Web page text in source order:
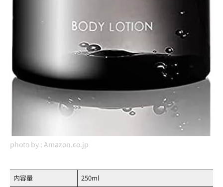
photo by : Amazon.co.jp
内容量
250ml